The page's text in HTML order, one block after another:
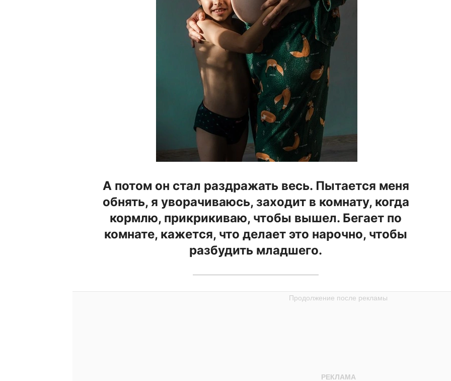
А потом он стал раздражать весь. Пытается меня
обнять, я уворачиваюсь, заходит в комнату, когда
кормлю, прикрикиваю, чтобы вышел. Бегает по
комнате, кажется, что делает это нарочно, чтобы
разбудить младшего.